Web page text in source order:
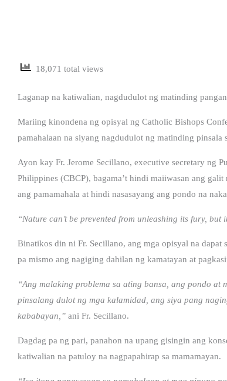
18,071 total views
Laganap na katiwalian, nagdudulot ng matinding
Mariing kinondena ng opisyal ng Catholic Bishops
pamahalaan na siyang nagdudulot ng matinding
Ayon kay Fr. Jerome Secillano, executive secretary ng
Philippines (CBCP), bagama’t hindi maiiwasan ang
ang pamamahala at hindi nasasayang ang pondo na
“Nature can’t be prevented from unleashing its fury,
Binatikos din ni Fr. Secillano, ang mga opisyal na
pa mismo ang nagiging dahilan ng kamatayan at
“Ang malaking problema sa ating bansa, ang pondo
pinsalang dulot ng mga kalamidad, ang siya pang
kababayan,” ani Fr. Secillano.
Dagdag pa ng pari, panahon na upang gisingin ang
katiwalian na patuloy na nagpapahirap sa mamamayan.